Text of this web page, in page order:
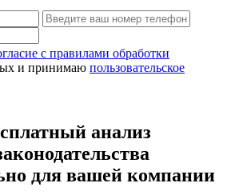
с правилами обработки
и принимаю пользовательское
анализ
для вашей компании